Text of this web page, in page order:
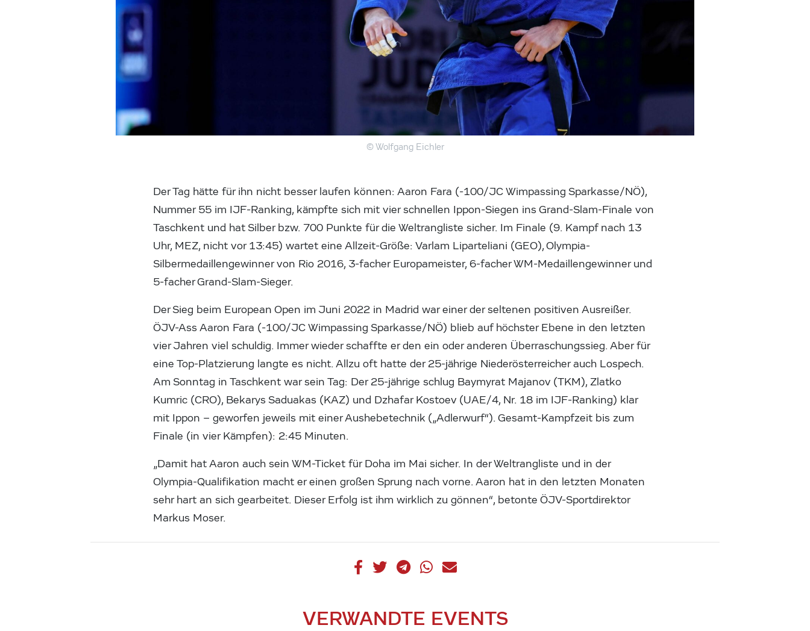
© Wolfgang Eichler
Der Tag hätte für ihn nicht besser laufen können: Aaron Fara (-100/JC Wimpassing Sparkasse/NÖ),
Nummer 55 im IJF-Ranking, kämpfte sich mit vier schnellen Ippon-Siegen ins Grand-Slam-Finale von
Taschkent und hat Silber bzw. 700 Punkte für die Weltrangliste sicher. Im Finale (9. Kampf nach 13
Uhr, MEZ, nicht vor 13:45) wartet eine Allzeit-Größe: Varlam Liparteliani (GEO), Olympia-
Silbermedaillengewinner von Rio 2016, 3-facher Europameister, 6-facher WM-Medaillengewinner und
5-facher Grand-Slam-Sieger.
Der Sieg beim European Open im Juni 2022 in Madrid war einer der seltenen positiven Ausreißer.
ÖJV-Ass Aaron Fara (-100/JC Wimpassing Sparkasse/NÖ) blieb auf höchster Ebene in den letzten
vier Jahren viel schuldig. Immer wieder schaffte er den ein oder anderen Überraschungssieg. Aber für
eine Top-Platzierung langte es nicht. Allzu oft hatte der 25-jährige Niederösterreicher auch Lospech.
Am Sonntag in Taschkent war sein Tag: Der 25-jährige schlug Baymyrat Majanov (TKM), Zlatko
Kumric (CRO), Bekarys Saduakas (KAZ) und Dzhafar Kostoev (UAE/4, Nr. 18 im IJF-Ranking) klar
mit Ippon – geworfen jeweils mit einer Aushebetechnik („Adlerwurf“). Gesamt-Kampfzeit bis zum
Finale (in vier Kämpfen): 2:45 Minuten.
„Damit hat Aaron auch sein WM-Ticket für Doha im Mai sicher. In der Weltrangliste und in der
Olympia-Qualifikation macht er einen großen Sprung nach vorne. Aaron hat in den letzten Monaten
sehr hart an sich gearbeitet. Dieser Erfolg ist ihm wirklich zu gönnen“, betonte ÖJV-Sportdirektor
Markus Moser.
VERWANDTE EVENTS